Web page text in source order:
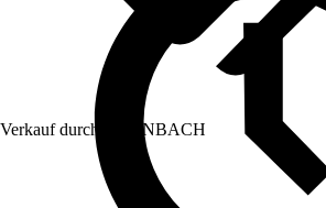
Verkauf durch: HORNBACH